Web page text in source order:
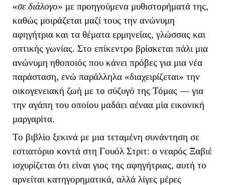
«σε διάλογο» με προηγούμενα μυθιστορήματά της,
καθώς μοιράζεται μαζί τους την ανώνυμη
αφηγήτρια και τα θέματα ερμηνείας, γλώσσας και
οπτικής γωνίας. Στο επίκεντρο βρίσκεται πάλι μια
ανώνυμη ηθοποιός που κάνει πρόβες για μια νέα
παράσταση, ενώ παράλληλα «διαχειρίζεται» την
οικογενειακή ζωή με το σύζυγό της Τόμας — για
την αγάπη του οποίου μαδάει αέναα μία εικονική
μαργαρίτα.
Το βιβλίο ξεκινά με μια τεταμένη συνάντηση σε
εστιατόριο κοντά στη Γουόλ Στριτ: ο νεαρός Ξαβιέ
ισχυρίζεται ότι είναι γιος της αφηγήτριας, αυτή το
αρνείται κατηγορηματικά, αλλά λίγες μέρες